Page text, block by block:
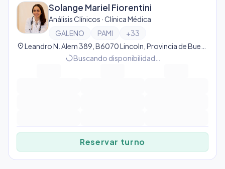
Solange Mariel Fiorentini
Análisis Clínicos · Clínica Médica
GALENO
PAMI +33
location_on
progress_activityBuscando disponibilidad…
Reservar turno